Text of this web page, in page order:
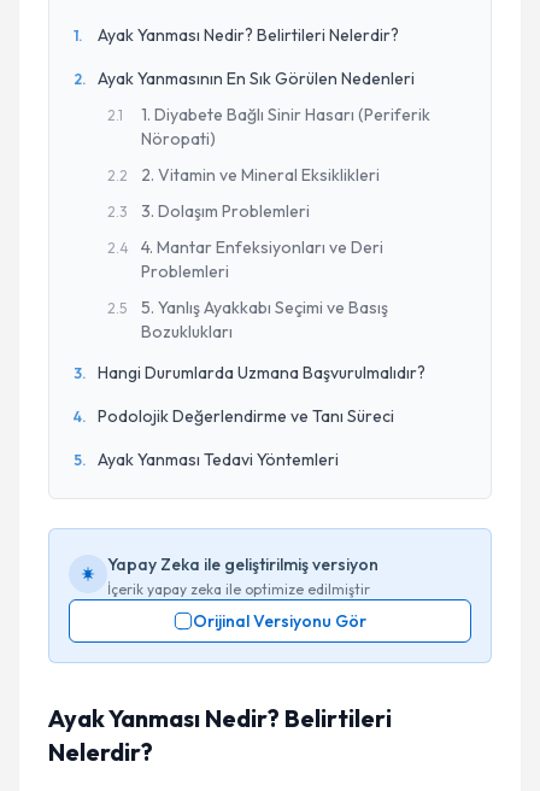
1. Ayak Yanması Nedir? Belirtileri Nelerdir?
2. Ayak Yanmasının En Sık Görülen Nedenleri
2.1
1. Diyabete Bağlı Sinir Hasarı (Periferik
Nöropati)
2.2 2. Vitamin ve Mineral Eksiklikleri
2.3 3. Dolaşım Problemleri
2.4
4. Mantar Enfeksiyonları ve Deri
Problemleri
2.5
5. Yanlış Ayakkabı Seçimi ve Basış
Bozuklukları
3. Hangi Durumlarda Uzmana Başvurulmalıdır?
4. Podolojik Değerlendirme ve Tanı Süreci
5. Ayak Yanması Tedavi Yöntemleri
Yapay Zeka ile geliştirilmiş versiyon
İçerik yapay zeka ile optimize edilmiştir
Orijinal Versiyonu Gör
Ayak Yanması Nedir? Belirtileri
Nelerdir?